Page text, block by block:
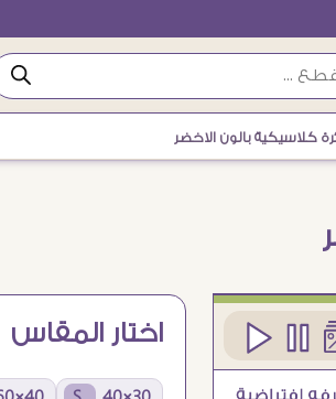
كلاسيكية بالون الاخضر
اختار المقاس